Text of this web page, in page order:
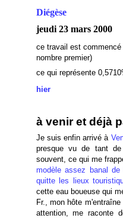
Diégèse
jeudi 23 mars 2000
ce travail est commencé
nombre premier)
ce qui représente 0,5710
hier
à venir et déjà
Je suis enfin arrivé à
presque vu de tant
souvent, ce qui me
modèle assez banal
quitte les lieux
cette eau boueuse qui
Fr., mon hôte
attention, me raconte